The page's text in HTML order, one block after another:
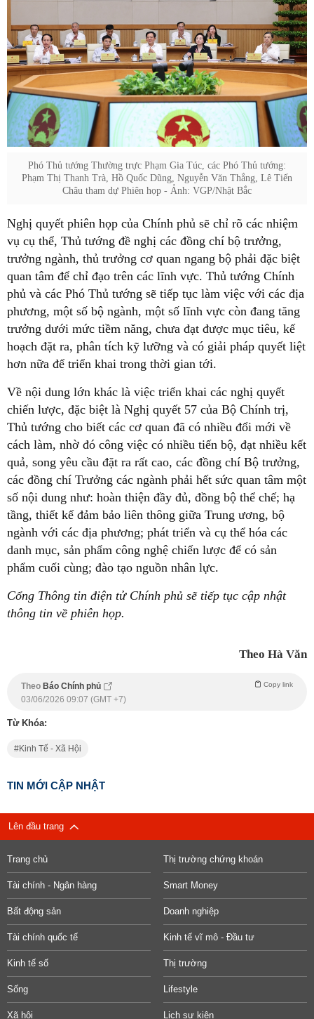
Phó Thủ tướng Thường trực Phạm Gia Túc, các Phó Thủ tướng:
Phạm Thị Thanh Trà, Hồ Quốc Dũng, Nguyễn Văn Thắng, Lê Tiến
Châu tham dự Phiên họp - Ảnh: VGP/Nhật Bắc
Nghị quyết phiên họp của Chính phủ sẽ chỉ rõ các nhiệm
vụ cụ thể, Thủ tướng đề nghị các đồng chí bộ trưởng,
trưởng ngành, thủ trưởng cơ quan ngang bộ phải đặc biệt
quan tâm để chỉ đạo trên các lĩnh vực. Thủ tướng Chính
phủ và các Phó Thủ tướng sẽ tiếp tục làm việc với các địa
phương, một số bộ ngành, một số lĩnh vực còn đang tăng
trưởng dưới mức tiềm năng, chưa đạt được mục tiêu, kế
hoạch đặt ra, phân tích kỹ lưỡng và có giải pháp quyết liệt
hơn nữa để triển khai trong thời gian tới.
Về nội dung lớn khác là việc triển khai các nghị quyết
chiến lược, đặc biệt là Nghị quyết 57 của Bộ Chính trị,
Thủ tướng cho biết các cơ quan đã có nhiều đổi mới về
cách làm, nhờ đó công việc có nhiều tiến bộ, đạt nhiều kết
quả, song yêu cầu đặt ra rất cao, các đồng chí Bộ trưởng,
các đồng chí Trưởng các ngành phải hết sức quan tâm một
số nội dung như: hoàn thiện đầy đủ, đồng bộ thể chế; hạ
tầng, thiết kế đảm bảo liên thông giữa Trung ương, bộ
ngành với các địa phương; phát triển và cụ thể hóa các
danh mục, sản phẩm công nghệ chiến lược để có sản
phẩm cuối cùng; đào tạo nguồn nhân lực.
Cổng Thông tin điện tử Chính phủ sẽ tiếp tục cập nhật
thông tin về phiên họp.
Theo Hà Văn
Theo Báo Chính phủ Copy link
03/06/2026 09:07 (GMT +7)
Từ Khóa:
Kinh Tế - Xã Hội
TIN MỚI CẬP NHẬT
Lên đầu trang
Trang chủ Thị trường chứng khoán
Tài chính - Ngân hàng Smart Money
Bất động sản Doanh nghiệp
Tài chính quốc tế Kinh tế vĩ mô - Đầu tư
Kinh tế số Thị trường
Sống Lifestyle
Xã hội Lịch sự kiện